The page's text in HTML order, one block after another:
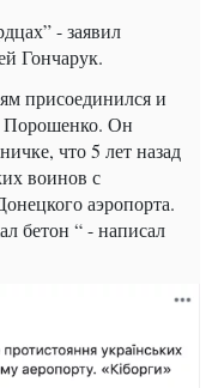
- заявил
Гончарук.
присоединился и
Порошенко. Он
что 5 лет назад
воинов с
аэропорта.
бетон “ - написал